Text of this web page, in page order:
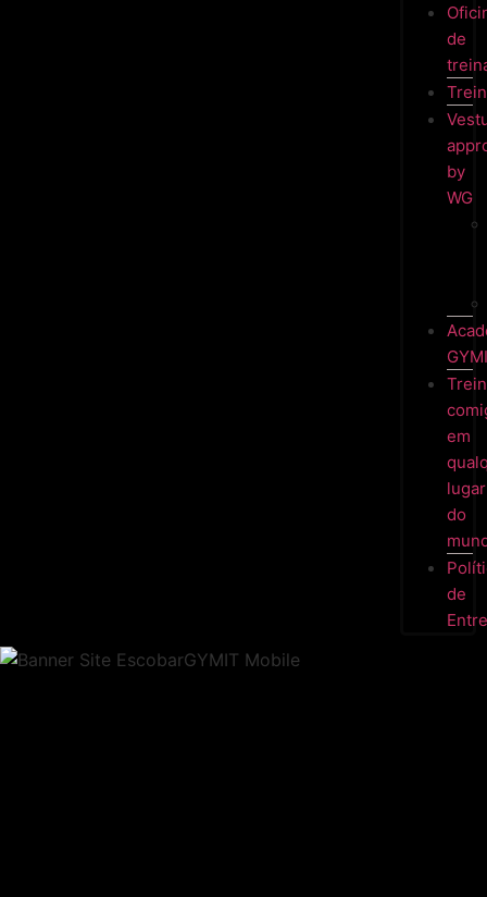
de
by
WG
em
lugar
do
de